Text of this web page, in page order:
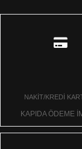
NAKİT/KREDİ
KAPIDA ÖDEME